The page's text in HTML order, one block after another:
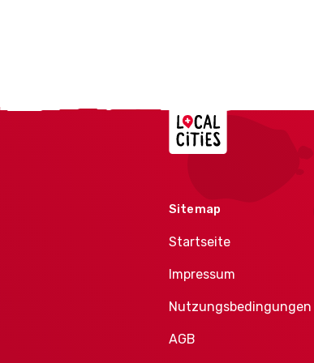
Localcities
Sitemap
Startseite
Impressum
Nutzungsbedingungen
AGB